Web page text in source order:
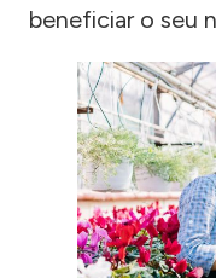
beneficiar o seu